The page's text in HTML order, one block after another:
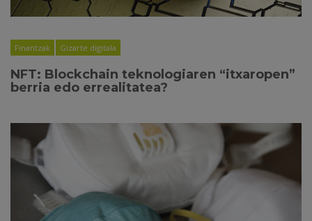
Finantzak Gizarte digitala
NFT: Blockchain teknologiaren “itxaropen”
berria edo errealitatea?